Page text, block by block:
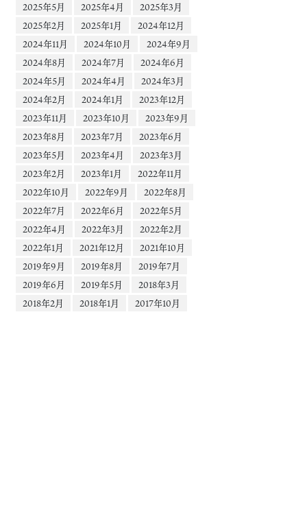
2025年5月
2025年4月
2025年3月
2025年2月
2025年1月
2024年12月
2024年11月
2024年10月
2024年9月
2024年8月
2024年7月
2024年6月
2024年5月
2024年4月
2024年3月
2024年2月
2024年1月
2023年12月
2023年11月
2023年10月
2023年9月
2023年8月
2023年7月
2023年6月
2023年5月
2023年4月
2023年3月
2023年2月
2023年1月
2022年11月
2022年10月
2022年9月
2022年8月
2022年7月
2022年6月
2022年5月
2022年4月
2022年3月
2022年2月
2022年1月
2021年12月
2021年10月
2019年9月
2019年8月
2019年7月
2019年6月
2019年5月
2018年3月
2018年2月
2018年1月 2017年10月